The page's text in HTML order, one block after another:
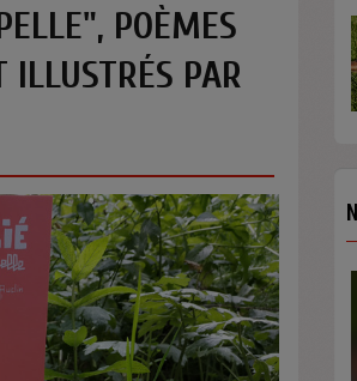
POÈMES
PAR